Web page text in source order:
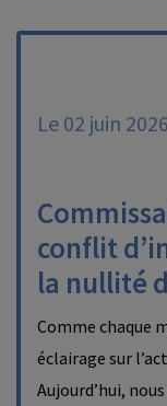
Le 02 juin 2026
conflit
la nullité
Comme chaque
éclairage sur
Aujourd’hui,